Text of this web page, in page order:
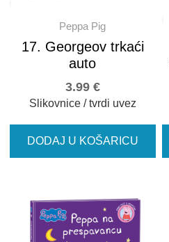
Peppa Pig
17. Georgeov trkaći
auto
3.99 €
Slikovnice / tvrdi uvez
DODAJ U KOŠARICU